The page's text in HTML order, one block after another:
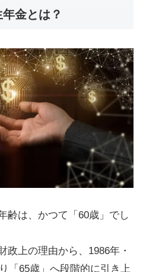
金とは？
齢は、かつて「60歳」でし
政上の理由から、1986年・
「65歳」へ段階的に引き上